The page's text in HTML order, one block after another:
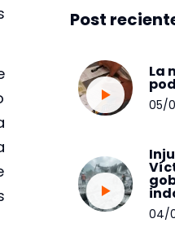
Post
La
05/
04/